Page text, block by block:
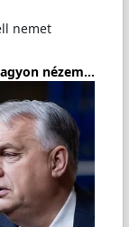
nemet
nézem...